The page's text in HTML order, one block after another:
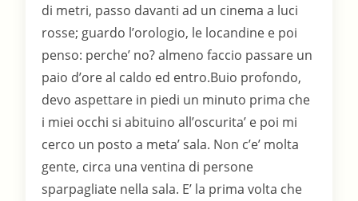
di metri, passo davanti ad un cinema a luci
rosse; guardo l’orologio, le locandine e poi
penso: perche’ no? almeno faccio passare un
paio d’ore al caldo ed entro.Buio profondo,
devo aspettare in piedi un minuto prima che
i miei occhi si abituino all’oscurita’ e poi mi
cerco un posto a meta’ sala. Non c’e’ molta
gente, circa una ventina di persone
sparpagliate nella sala. E’ la prima volta che